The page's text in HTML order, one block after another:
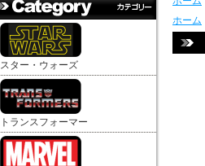
スター・ウォーズ
トランスフォーマー
ホーム